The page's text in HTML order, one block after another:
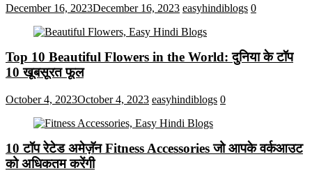
December 16, 2023December 16, 2023 easyhindiblogs 0
Top 10 Beautiful Flowers in the World: दुनिया के टॉप
10 खूबसूरत फूल
October 4, 2023October 4, 2023 easyhindiblogs 0
10 टॉप रेटेड अमेज़ॅन Fitness Accessories जो आपके वर्कआउट
को अधिकतम करेंगी